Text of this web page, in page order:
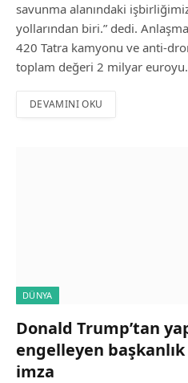
savunma alanındaki
yollarından biri.” dedi.
420 Tatra kamyonu ve anti-
toplam değeri 2 milyar
DEVAMINI OKU
DÜNYA
Donald Trump’tan
engelleyen
imza